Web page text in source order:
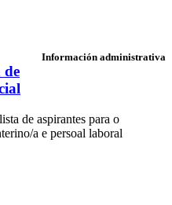
Información administrativa
de
de aspirantes para o
a e persoal laboral